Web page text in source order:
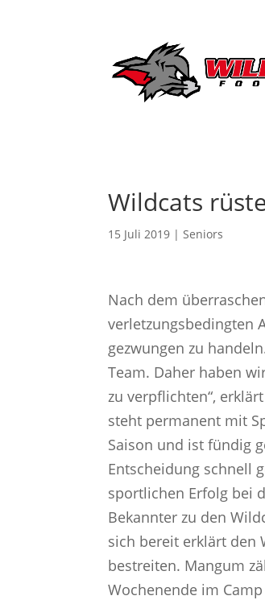
Wildcats
15 Juli 2019 |Seniors
Nach dem
verletzungsbedingten
gezwungen zu
Team. Daher haben
zu verpflichten“,
steht permanent mit
Saison und ist fündig
Entscheidung schnell
sportlichen Erfolg bei
Bekannter zu den
sich bereit erklärt den
bestreiten. Mangum
Wochenende im